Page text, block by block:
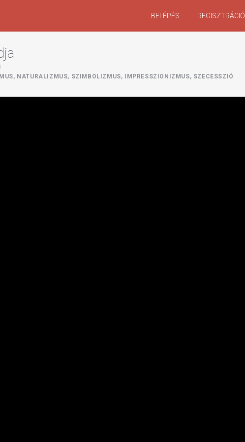
REGISZTRÁCIÓ
BELÉPÉS
NATURALIZMUS, SZIMBOLIZMUS, IMPRESSZIONIZMUS, SZECESSZIÓ